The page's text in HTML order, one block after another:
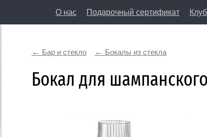
О нас Подарочный сертификат
Бар и стекло Бокалы из стекла
Бокал для